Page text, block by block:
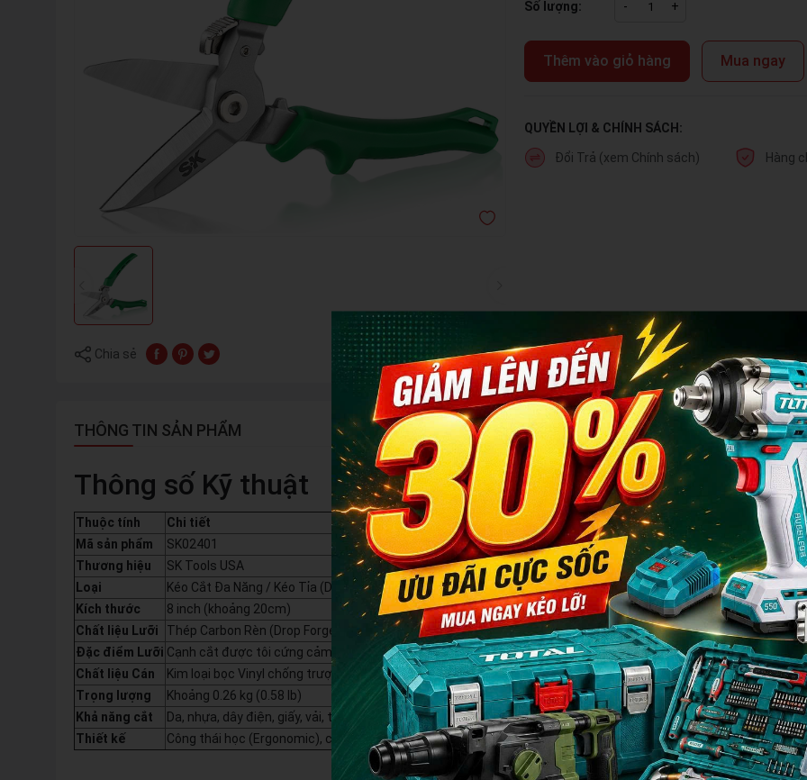
Chia sẻ
Số lượng: - +
Thêm vào giỏ hàng Mua ngay
QUYỀN LỢI & CHÍNH SÁCH:
Đổi Trả (xem Chính sách) Hàng
THÔNG TIN SẢN PHẨM
Thông số Kỹ thuật
Thuộc tính
Chi tiết
Mã sản phẩm
SK02401
Thương hiệu
SK Tools USA
Loại
Kéo Cắt Đa Năng / Kéo Tỉa (Drop Forged Shears)
Kích thước
8 inch (khoảng 20cm)
Chất liệu Lưỡi
Thép Carbon Rèn (Drop Forged High Carbon Steel)
Đặc điểm Lưỡi Cạnh cắt được tôi cứng cảm ứng (Induction Hardened)
Chất liệu Cán
Kim loại bọc Vinyl chống trượt (Vinyl-Coated Metal)
Trọng lượng
Khoảng 0.26 kg (0.58 lb)
Khả năng cắt
Da, nhựa, dây điện, giấy, vải, tôn mỏng (thép cán 22 Gauge)
Thiết kế
Công thái học (Ergonomic), chống trượt